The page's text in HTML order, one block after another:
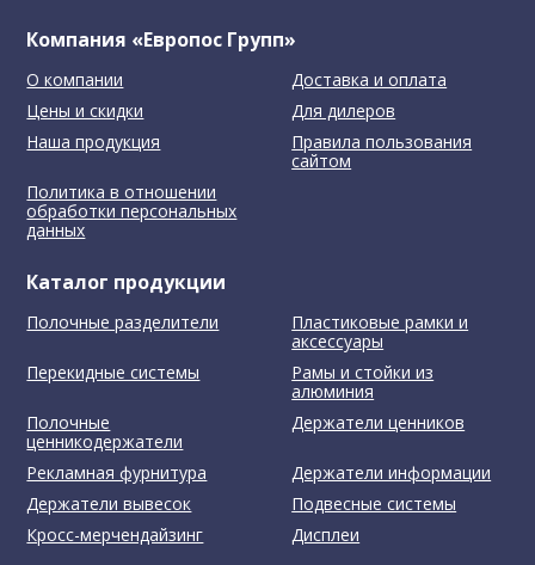
Компания «Европос Групп»
О компании
Доставка и оплата
Цены и скидки
Для дилеров
Наша продукция
Правила пользования
сайтом
Политика в отношении
обработки персональных
данных
Каталог продукции
Полочные разделители
Пластиковые рамки и
аксессуары
Перекидные системы
Рамы и стойки из
алюминия
Полочные
ценникодержатели
Держатели ценников
Рекламная фурнитура
Держатели информации
Держатели вывесок
Подвесные системы
Кросс-мерчендайзинг
Дисплеи